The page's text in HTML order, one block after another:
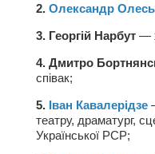
2. Олександр Олесь
3. Георгій Нарбут —
4. Дмитро
співак;
5. Іван Кавалерідзе
театру, драматург,
Української РСР;